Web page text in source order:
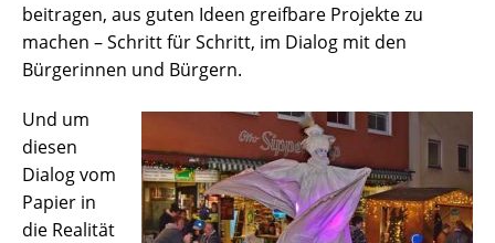
beitragen, aus guten Ideen greifbare Projekte zu
machen – Schritt für Schritt, im Dialog mit den
Bürgerinnen und Bürgern.
Und um
diesen
Dialog vom
Papier in
die Realität